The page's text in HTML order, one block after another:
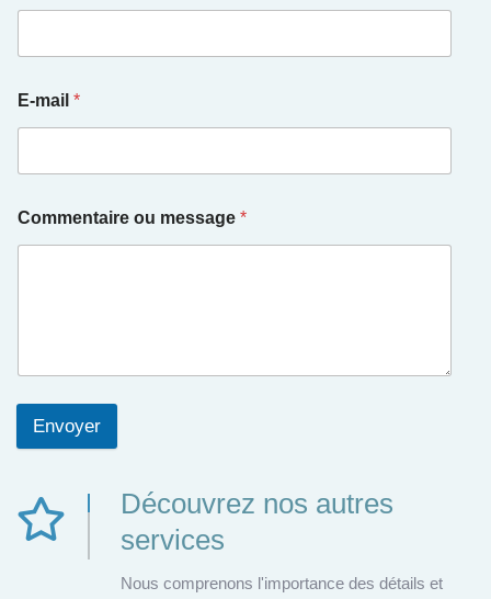
E-mail *
Commentaire ou message *
Envoyer
Découvrez nos autres
services
Nous comprenons l'importance des détails et